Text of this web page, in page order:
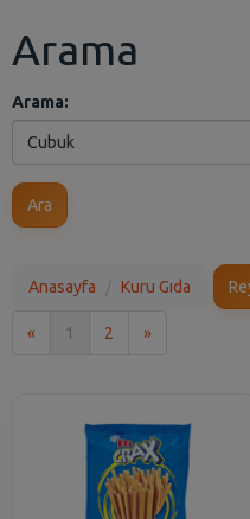
Arama
Arama:
Ara
Anasayfa Kuru Gıda
« 1 2 »Son